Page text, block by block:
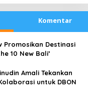
Komentar
Promosikan Destinasi
10 New Bali’
Amali Tekankan
untuk DBON